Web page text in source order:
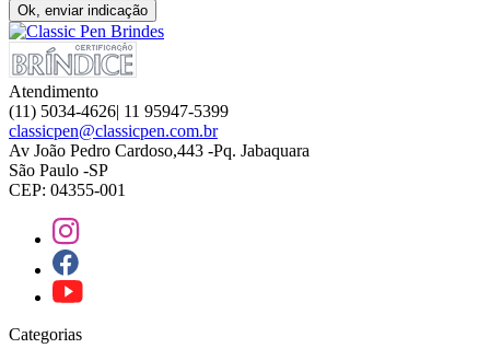
Ok, enviar indicação
Atendimento
(11) 5034-4626| 11 95947-5399
classicpen@classicpen.com.br
Av João Pedro Cardoso,443 -Pq. Jabaquara
São Paulo -SP
CEP: 04355-001
Categorias